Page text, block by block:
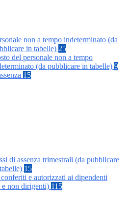
non a tempo indeterminato (da
in tabelle) 25
del personale non a tempo
(da pubblicare in tabelle) 9
15
di assenza trimestrali (da pubblicare
15
e autorizzati ai dipendenti
non dirigenti) 115